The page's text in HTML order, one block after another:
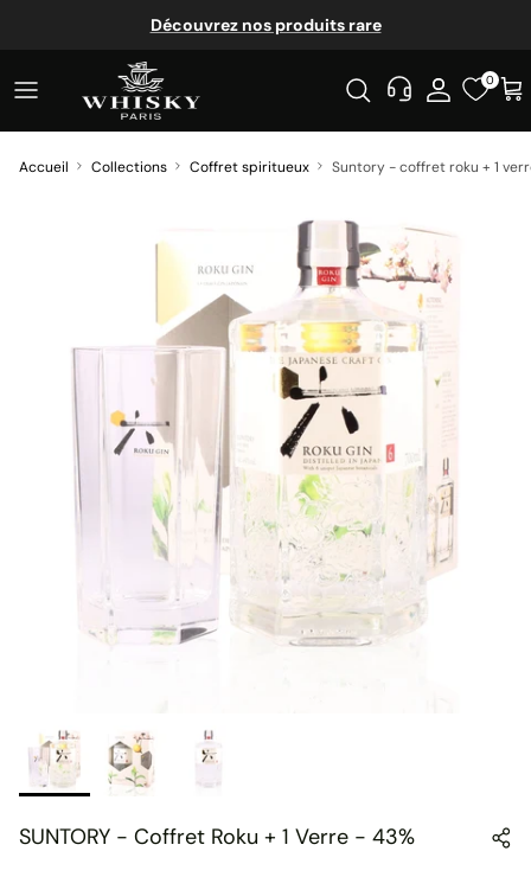
Découvrez nos produits rare
0
Accueil Collections Coffret spiritueux Suntory - coffret roku + 1
SUNTORY - Coffret Roku + 1 Verre - 43%